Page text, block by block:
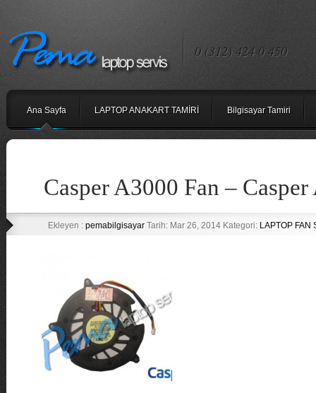
0 (312) 424 0 450
Ana Sayfa LAPTOP ANAKART TAMİRİ Bilgisayar Tamiri
Casper A3000 Fan –
Ekleyen : pemabilgisayarTarih: Mar 26, 2014 Kategori: LAPTOP FAN